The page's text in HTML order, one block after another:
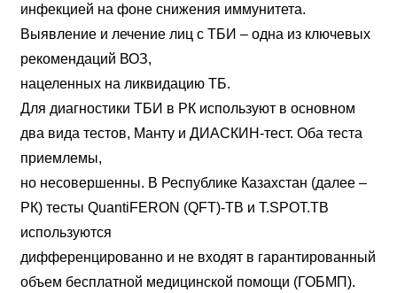
инфекцией на фоне снижения иммунитета.
Выявление и лечение лиц с ТБИ – одна из ключевых
рекомендаций ВОЗ,
нацеленных на ликвидацию ТБ.
Для диагностики ТБИ в РК используют в основном
два вида тестов, Манту и ДИАСКИН-тест. Оба теста
приемлемы,
но несовершенны. В Республике Казахстан (далее –
РК) тесты QuantiFERON (QFT)-TB и T.SPOT.TB
используются
дифференцированно и не входят в гарантированный
объем бесплатной медицинской помощи (ГОБМП).